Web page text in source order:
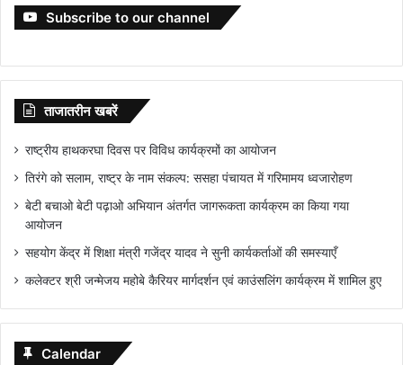
Subscribe to our channel
ताजातरीन खबरें
राष्ट्रीय हाथकरघा दिवस पर विविध कार्यक्रमों का आयोजन
तिरंगे को सलाम, राष्ट्र के नाम संकल्प: ससहा पंचायत में गरिमामय ध्वजारोहण
बेटी बचाओ बेटी पढ़ाओ अभियान अंतर्गत जागरूकता कार्यक्रम का किया गया
आयोजन
सहयोग केंद्र में शिक्षा मंत्री गजेंद्र यादव ने सुनी कार्यकर्ताओं की समस्याएँ
कलेक्टर श्री जन्मेजय महोबे कैरियर मार्गदर्शन एवं काउंसलिंग कार्यक्रम में शामिल हुए
Calendar